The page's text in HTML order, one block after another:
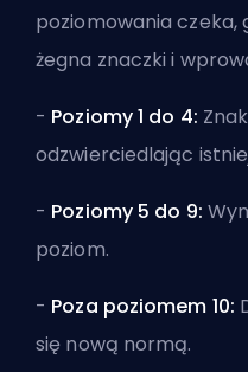
poziomowania czeka,
żegna znaczki i
- Poziomy 1 do 4:
odzwierciedlając
- Poziomy 5 do 9:
poziom.
- Poza poziomem 10:
się nową normą.